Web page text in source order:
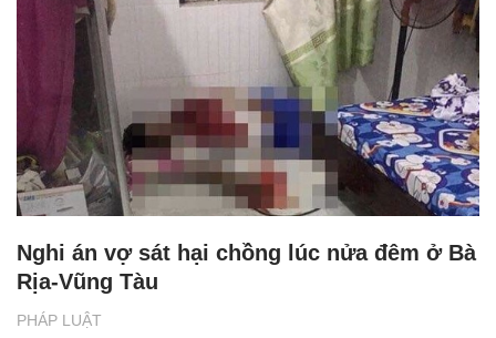
PHÁP LUẬT
Nghi án vợ sát hại chồng lúc nửa đêm ở Bà
Rịa-Vũng Tàu